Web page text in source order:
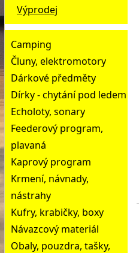
Výprodej
Camping
Čluny, elektromotory
Dárkové předměty
Dírky - chytání pod ledem
Echoloty, sonary
Feederový program,
plavaná
Kaprový program
Krmení, návnady,
nástrahy
Kufry, krabičky, boxy
Návazcový materiál
Obaly, pouzdra, tašky,